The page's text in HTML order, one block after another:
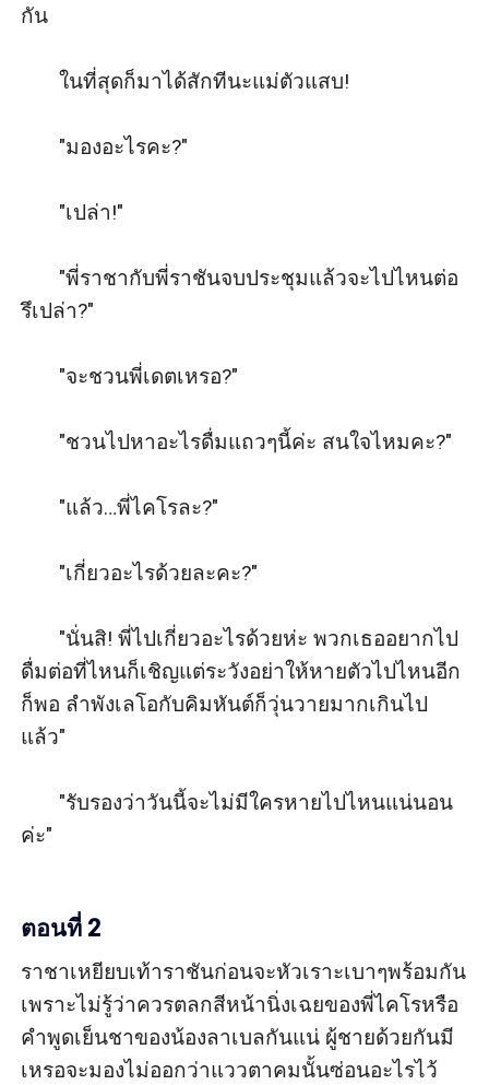
กัน
ในที่สุดก็มาได้สักทีนะแม่ตัวแสบ!
"มองอะไรคะ?"
"เปล่า!"
"พี่ราชากับพี่ราชันจบประชุมแล้วจะไปไหนต่อ
รึเปล่า?"
"จะชวนพี่เดตเหรอ?"
"ชวนไปหาอะไรดื่มแถวๆนี้ค่ะ สนใจไหมคะ?"
"แล้ว…พี่ไคโรละ?"
"เกี่ยวอะไรด้วยละคะ?"
"นั่นสิ! พี่ไปเกี่ยวอะไรด้วยห่ะ พวกเธออยากไป
ดื่มต่อที่ไหนก็เชิญแต่ระวังอย่าให้หายตัวไปไหนอีก
ก็พอ ลำพังเลโอกับคิมหันต์ก็วุ่นวายมากเกินไป
แล้ว"
"รับรองว่าวันนี้จะไม่มีใครหายไปไหนแน่นอน
ค่ะ"
ตอนที่ 2
ราชาเหยียบเท้าราชันก่อนจะหัวเราะเบาๆพร้อมกัน
เพราะไม่รู้ว่าควรตลกสีหน้านิ่งเฉยของพี่ไคโรหรือ
คำพูดเย็นชาของน้องลาเบลกันแน่ ผู้ชายด้วยกันมี
เหรอจะมองไม่ออกว่าแววตาคมนั้นซ่อนอะไรไว้